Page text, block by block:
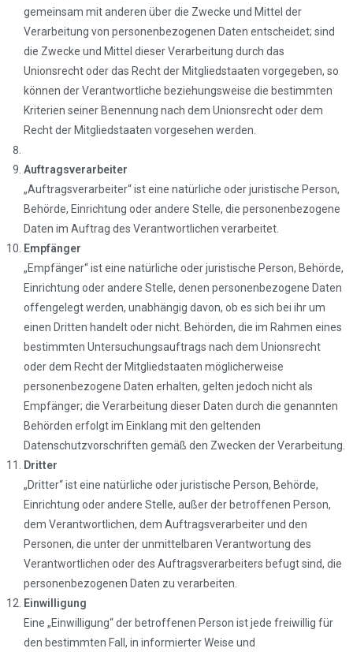
gemeinsam mit anderen über die Zwecke und Mittel der
Verarbeitung von personenbezogenen Daten entscheidet; sind
die Zwecke und Mittel dieser Verarbeitung durch das
Unionsrecht oder das Recht der Mitgliedstaaten vorgegeben, so
können der Verantwortliche beziehungsweise die bestimmten
Kriterien seiner Benennung nach dem Unionsrecht oder dem
Recht der Mitgliedstaaten vorgesehen werden.
Auftragsverarbeiter
„Auftragsverarbeiter“ ist eine natürliche oder juristische Person,
Behörde, Einrichtung oder andere Stelle, die personenbezogene
Daten im Auftrag des Verantwortlichen verarbeitet.
Empfänger
„Empfänger“ ist eine natürliche oder juristische Person, Behörde,
Einrichtung oder andere Stelle, denen personenbezogene Daten
offengelegt werden, unabhängig davon, ob es sich bei ihr um
einen Dritten handelt oder nicht. Behörden, die im Rahmen eines
bestimmten Untersuchungsauftrags nach dem Unionsrecht
oder dem Recht der Mitgliedstaaten möglicherweise
personenbezogene Daten erhalten, gelten jedoch nicht als
Empfänger; die Verarbeitung dieser Daten durch die genannten
Behörden erfolgt im Einklang mit den geltenden
Datenschutzvorschriften gemäß den Zwecken der Verarbeitung.
Dritter
„Dritter“ ist eine natürliche oder juristische Person, Behörde,
Einrichtung oder andere Stelle, außer der betroffenen Person,
dem Verantwortlichen, dem Auftragsverarbeiter und den
Personen, die unter der unmittelbaren Verantwortung des
Verantwortlichen oder des Auftragsverarbeiters befugt sind, die
personenbezogenen Daten zu verarbeiten.
Einwilligung
Eine „Einwilligung“ der betroffenen Person ist jede freiwillig für
den bestimmten Fall, in informierter Weise und